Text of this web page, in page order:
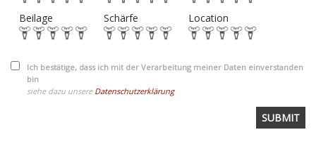
Beilage Schärfe Location
Ich bestätige, dass ich mit der Verarbeitung meiner Daten einverstanden
bin
siehe dazu unsere Datenschutzerklärung